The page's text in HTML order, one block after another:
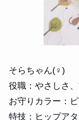
そらちゃん(♀)
役職：やさしさ
お守りカラー：
特技：ヒップア